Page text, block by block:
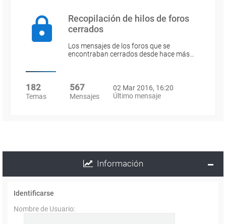
Recopilación de hilos de foros
cerrados
Los mensajes de los foros que se
encontraban cerrados desde hace más…
182
Temas
567
Mensajes
02 Mar 2016, 16:20
Último mensaje
Información
Identificarse
Nombre de Usuario: